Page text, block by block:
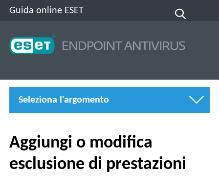
Guida online ESET
Seleziona l'argomento
Aggiungi o modifica
esclusione di prestazioni